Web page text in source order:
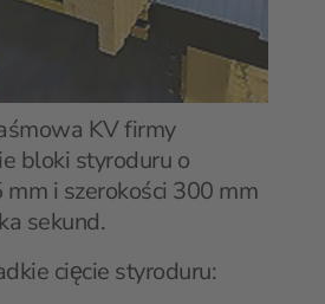
KV firmy
bloki styroduru o
i szerokości 300 mm
sekund.
cięcie styroduru: